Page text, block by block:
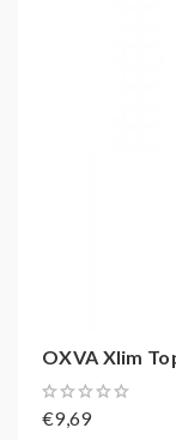
OXVA Xlim
€9,69